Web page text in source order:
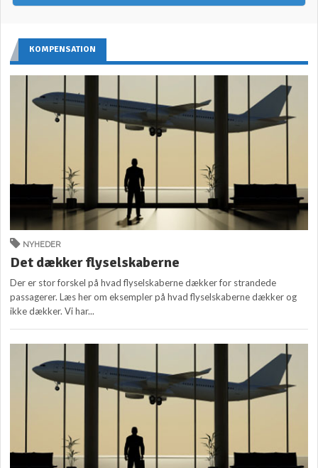
KOMPENSATION
NYHEDER
Det dækker flyselskaberne
Der er stor forskel på hvad flyselskaberne dækker for strandede
passagerer. Læs her om eksempler på hvad flyselskaberne dækker og
ikke dækker. Vi har...